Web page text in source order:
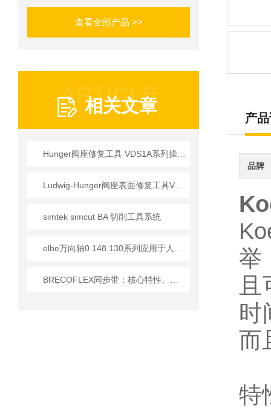
查看全部产品 >>
ARTICLE
相关文章
simtek simcut BA 切削工具系统
产
品牌
举
时
而
特